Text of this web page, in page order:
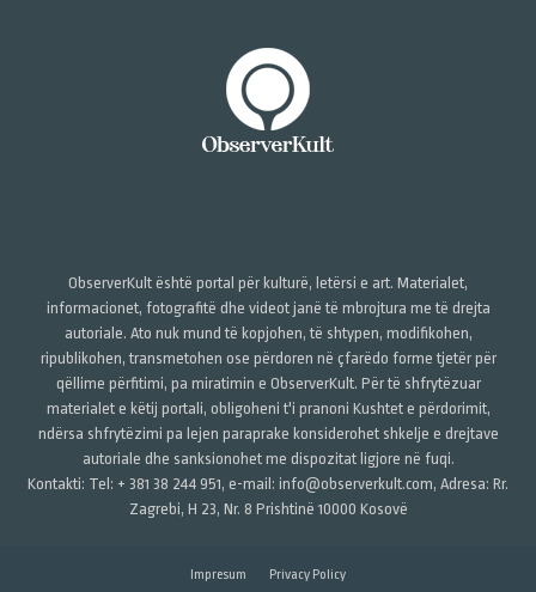
ObserverKult është portal për kulturë, letërsi e art. Materialet,
informacionet, fotografitë dhe videot janë të mbrojtura me të drejta
autoriale. Ato nuk mund të kopjohen, të shtypen, modifikohen,
ripublikohen, transmetohen ose përdoren në çfarëdo forme tjetër për
qëllime përfitimi, pa miratimin e ObserverKult. Për të shfrytëzuar
materialet e këtij portali, obligoheni t'i pranoni Kushtet e përdorimit,
ndërsa shfrytëzimi pa lejen paraprake konsiderohet shkelje e drejtave
autoriale dhe sanksionohet me dispozitat ligjore në fuqi.
Kontakti: Tel: + 381 38 244 951, e-mail: info@observerkult.com, Adresa: Rr.
Zagrebi, H 23, Nr. 8 Prishtinë 10000 Kosovë
Impresum Privacy Policy